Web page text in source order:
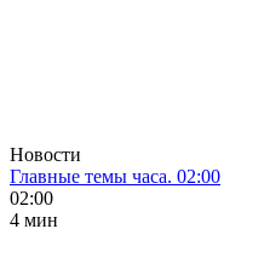
Новости
Главные темы часа. 02:00
02:00
4 мин